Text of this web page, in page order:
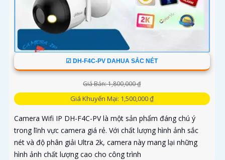
☑ DH-F4C-PV DAHUA SẮC NÉT
Giá Bán: 1,800,000 ₫
Giá Khuyến Mại: 1,500,000 ₫
Camera Wifi IP DH-F4C-PV là một sản phẩm đáng chú ý
trong lĩnh vực camera giá rẻ. Với chất lượng hình ảnh sắc
nét và độ phân giải Ultra 2k, camera này mang lại những
hình ảnh chất lượng cao cho công trình